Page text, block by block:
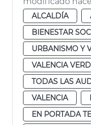
ALCALDÍA
BIENESTAR
URBANISMO Y
VALENCIA
TODAS LAS
VALENCIA
EN PORTADA